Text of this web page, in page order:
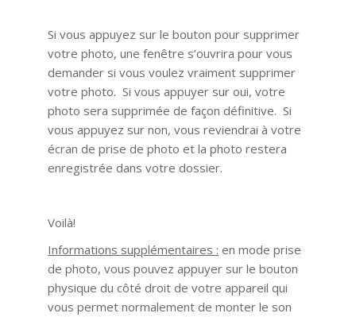
Si vous appuyez sur le bouton pour supprimer
votre photo, une fenêtre s’ouvrira pour vous
demander si vous voulez vraiment supprimer
votre photo. Si vous appuyer sur oui, votre
photo sera supprimée de façon définitive. Si
vous appuyez sur non, vous reviendrai à votre
écran de prise de photo et la photo restera
enregistrée dans votre dossier.
Voilà!
Informations supplémentaires : en mode prise
de photo, vous pouvez appuyer sur le bouton
physique du côté droit de votre appareil qui
vous permet normalement de monter le son